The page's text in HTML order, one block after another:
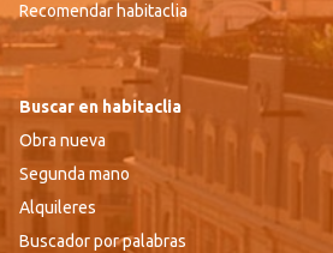
Recomendar habitaclia
Buscar en habitaclia
Obra nueva
Segunda mano
Alquileres
Buscador por palabras